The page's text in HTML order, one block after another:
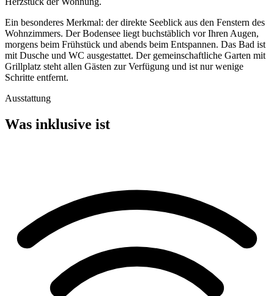
Ein besonderes Merkmal: der direkte Seeblick aus den Fenstern des
Wohnzimmers. Der Bodensee liegt buchstäblich vor Ihren Augen,
morgens beim Frühstück und abends beim Entspannen. Das Bad ist
mit Dusche und WC ausgestattet. Der gemeinschaftliche Garten mit
Grillplatz steht allen Gästen zur Verfügung und ist nur wenige
Schritte entfernt.
Ausstattung
Was inklusive ist